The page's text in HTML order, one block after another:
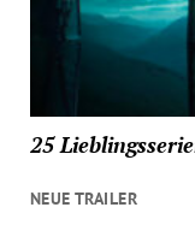
25
NEUE TRAILER